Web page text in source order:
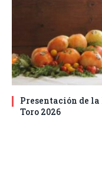
Presentación de
Toro 2026